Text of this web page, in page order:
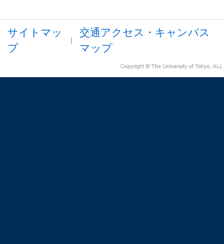
サイトマッ
プ
交通アクセス・キャンパス
マップ